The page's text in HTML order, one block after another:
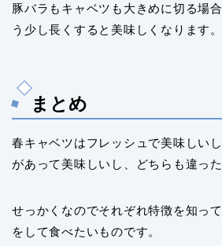
豚バラもキャベツも大きめに切る場
う少し長くすると美味しくなります。
まとめ
春キャベツはフレッシュで美味しい
があって美味しいし、どちらも違っ
せっかくなのでそれぞれ特徴を知っ
をして食べたいものです。